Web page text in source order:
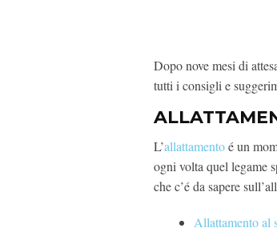
Dopo nove mesi di
tutti i consigli e
L’allattamentoé un
ogni volta quel legame
che c’é da sapere
Allattamento al